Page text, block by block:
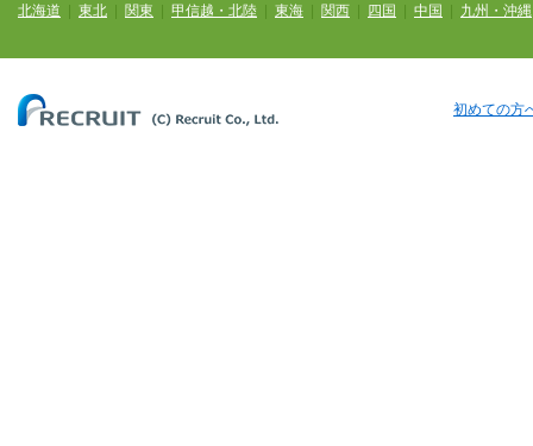
北海道 東北 関東 甲信越・北陸 東海 関西 四国 中国 九州・沖縄
初めての方